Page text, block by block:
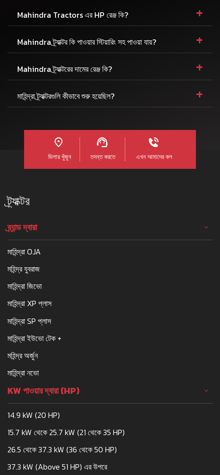
Mahindra Tractors এর HP রেঞ্জ কি? +
Mahindra ট্র্যাক্টর কি পাওয়ার স্টিয়ারিং সহ পাওয়া যায়? +
Mahindra ট্র্যাক্টরের দামের রেঞ্জ কি? +
মাহিন্দ্রা ট্র্যাক্টরগুলি কীভাবে শুরু হয়েছিল? +
ডিলার খুঁজুন তদন্ত করতে এখন আমাদের কল
ট্র্যাক্টর
ব্র্যান্ড দ্বারা
মাহিন্দ্রা OJA
মহিন্দ্র যুবরাজ
মাহিন্দ্রা জিভো
মাহিন্দ্রা XP প্লাস
মাহিন্দ্রা SP প্লাস
মাহিন্দ্রা ইউভো টেক +
মহিন্দ্র অর্জুন
মাহিন্দ্রা নভো
KW পাওয়ার দ্বারা (HP)
14.9 kW (20 HP)
15.7 kW থেকে 25.7 kW (21 থেকে 35 HP)
26.5 থেকে 37.3 kW (36 থেকে 50 HP)
37.3 kW (Above 51 HP) এর উপরে